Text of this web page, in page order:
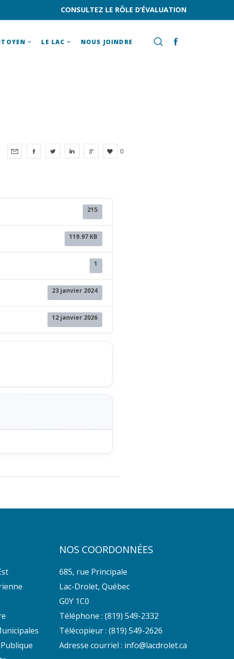
CONSULTEZ LE RÔLE D’ÉVALUATION
LE LAC NOUS JOINDRE
0
215
119.97 KB
1
23 janvier 2024
12 janvier 2026
NOS COORDONNÉES
685, rue Principale
Lac-Drolet, Québec
G0Y 1C0
Téléphone : (819) 549-2332
Télécopieur : (819) 549-2626
Adresse courriel : info@lacdrolet.ca